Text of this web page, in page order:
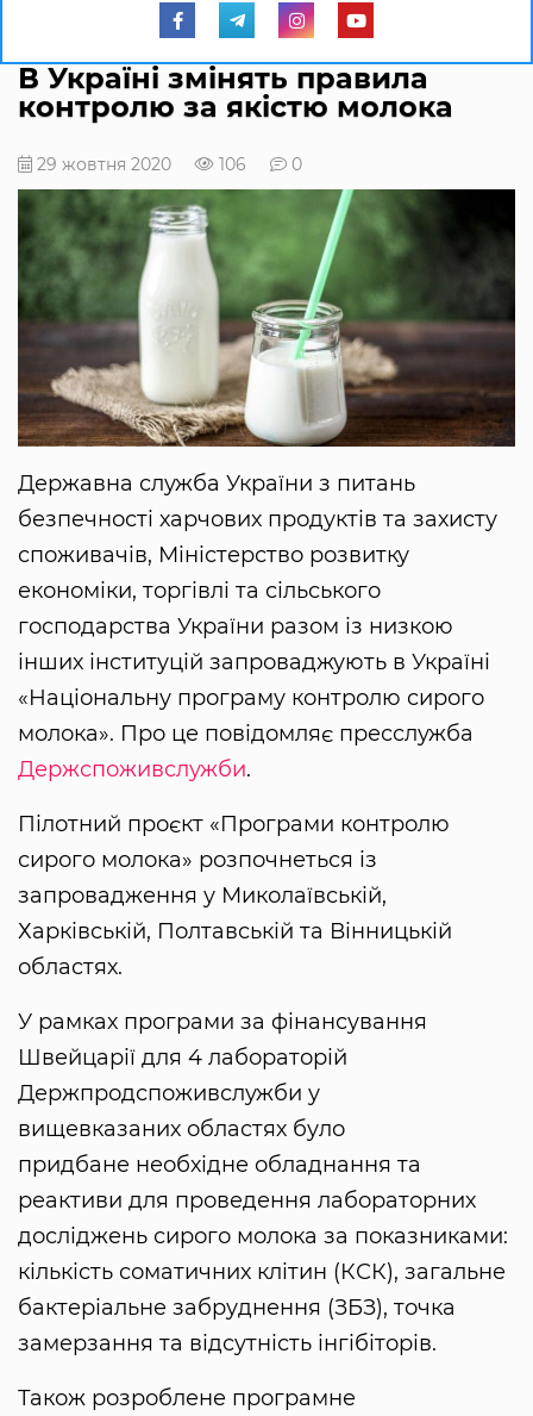
В Україні змінять правила
контролю за якістю молока
29 жовтня 2020 106 0
Державна служба України з питань
безпечності харчових продуктів та захисту
споживачів, Міністерство розвитку
економіки, торгівлі та сільського
господарства України разом із низкою
інших інституцій запроваджують в Україні
«Національну програму контролю сирого
молока». Про це повідомляє пресслужба
Держспоживслужби.
Пілотний проєкт «Програми контролю
сирого молока» розпочнеться із
запровадження у Миколаївській,
Харківській, Полтавській та Вінницькій
областях.
У рамках програми за фінансування
Швейцарії для 4 лабораторій
Держпродспоживслужби у
вищевказаних областях було
придбане необхідне обладнання та
реактиви для проведення лабораторних
досліджень сирого молока за показниками:
кількість соматичних клітин (КСК), загальне
бактеріальне забруднення (ЗБЗ), точка
замерзання та відсутність інгібіторів.
Також розроблене програмне